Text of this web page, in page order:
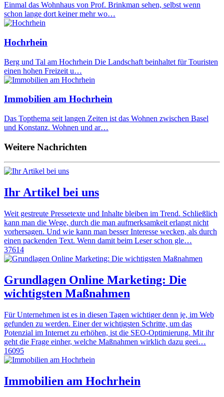
Einmal das Wohnhaus von Prof. Brinkman sehen, selbst wenn
schon lange dort keiner mehr wo…
Hochrhein
Berg und Tal am Hochrhein Die Landschaft beinhaltet für Touristen
einen hohen Freizeit u…
Immobilien am Hochrhein
Das Topthema seit langen Zeiten ist das Wohnen zwischen Basel
und Konstanz. Wohnen und ar…
Weitere Nachrichten
Ihr Artikel bei uns
Weit gestreute Pressetexte und Inhalte bleiben im Trend. Schließlich
kann man die Wege, durch die man aufmerksamkeit erlangt nicht
vorhersagen. Und wie kann man besser Interesse wecken, als durch
einen packenden Text. Wenn damit beim Leser schon gle…
37614
Grundlagen Online Marketing: Die
wichtigsten Maßnahmen
Für Unternehmen ist es in diesen Tagen wichtiger denn je, im Web
gefunden zu werden. Einer der wichtigsten Schritte, um das
Potenzial im Internet zu erhöhen, ist die SEO-Optimierung. Mit ihr
geht die Frage einher, welche Maßnahmen wirklich dazu geei…
16095
Immobilien am Hochrhein